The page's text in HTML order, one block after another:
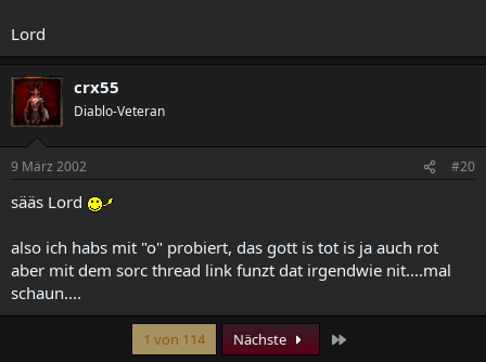
Lord
crx55
Diablo-Veteran
9 März 2002 #20
sääs Lord
also ich habs mit "o" probiert, das gott is tot is ja auch rot
aber mit dem sorc thread link funzt dat irgendwie nit....mal
schaun....
1 von 114 Nächste